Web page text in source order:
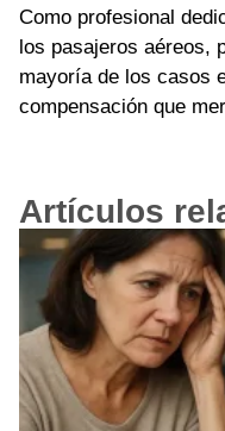
Como profesional
los pasajeros aéreos,
mayoría de los casos
compensación que
Artículos